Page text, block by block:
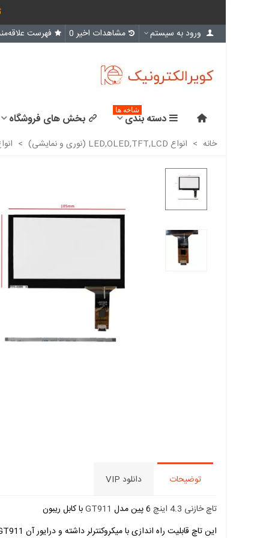
ورود به سیستم مشاهدات اخیر 0 فهرست
دسته بندی
شاخه ها
بخش های فروشگاه
خانه > انواع LED,OLED,TFT,LCD (نوری و نمایشی) >
توضیحات دانلود VIP
تاچ خازنی 4.3 اینچ GT911با کابل ریبون
این تاچ قابلیت راه اندازی با میکروکنترلر داشته و درایور آن GT911 می باشد.